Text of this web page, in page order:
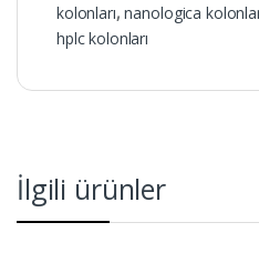
kolonları,nanologica
hplc kolonları
İlgili ürünler